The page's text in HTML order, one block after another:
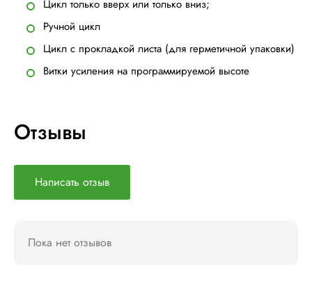
Цикл только вверх или только вниз;
Ручной цикл
Цикл с прокладкой листа (для герметичной упаковки)
Витки усиления на программируемой высоте
Отзывы
Написать отзыв
Пока нет отзывов